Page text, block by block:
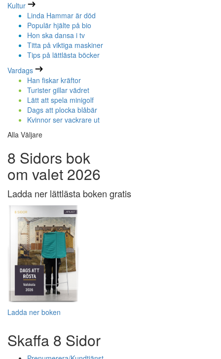
Kultur
Linda Hammar är död
Populär hjälte på bio
Hon ska dansa i tv
Titta på viktiga maskiner
Tips på lättlästa böcker
Vardags
Han fiskar kräftor
Turister gillar vädret
Lätt att spela minigolf
Dags att plocka blåbär
Kvinnor ser vackrare ut
Alla Väljare
8 Sidors bok
om valet 2026
Ladda ner lättlästa boken gratis
Ladda ner boken
Skaffa 8 Sidor